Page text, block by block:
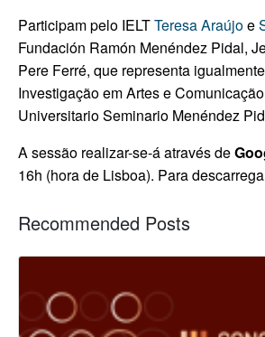
Participam pelo IELTTeresa Araújoe
Fundación Ramón Menéndez Pidal,
Pere Ferré, que representa
Investigação em Artes e
Universitario Seminario Menéndez
A sessão realizar-se-á através de
16h (hora de Lisboa). Para
Recommended Posts